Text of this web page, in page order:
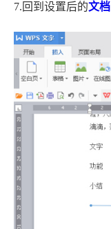
7.回到设置后的文档